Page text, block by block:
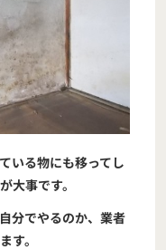
いる物にも移ってし
大事です。
分でやるのか、業者
す。